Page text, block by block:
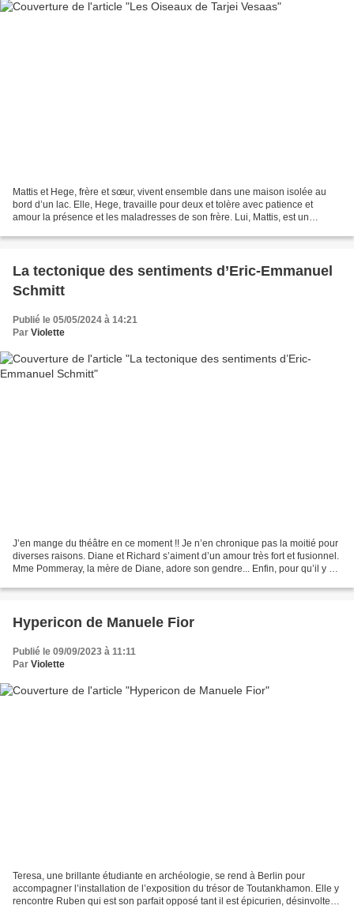
Mattis et Hege, frère et sœur, vivent ensemble dans une maison isolée au
bord d’un lac. Elle, Hege, travaille pour deux et tolère avec patience et
amour la présence et les maladresses de son frère. Lui, Mattis, est un
La tectonique des sentiments d’Eric-Emmanuel
Schmitt
Publié le 05/05/2024 à 14:21
Par Violette
J’en mange du théâtre en ce moment !! Je n’en chronique pas la moitié pour
diverses raisons. Diane et Richard s’aiment d’un amour très fort et fusionnel.
Mme Pommeray, la mère de Diane, adore son gendre... Enfin, pour qu’il y ait
Hypericon de Manuele Fior
Publié le 09/09/2023 à 11:11
Par Violette
Teresa, une brillante étudiante en archéologie, se rend à Berlin pour
accompagner l’installation de l’exposition du trésor de Toutankhamon. Elle y
rencontre Ruben qui est son parfait opposé tant il est épicurien, désinvolte là